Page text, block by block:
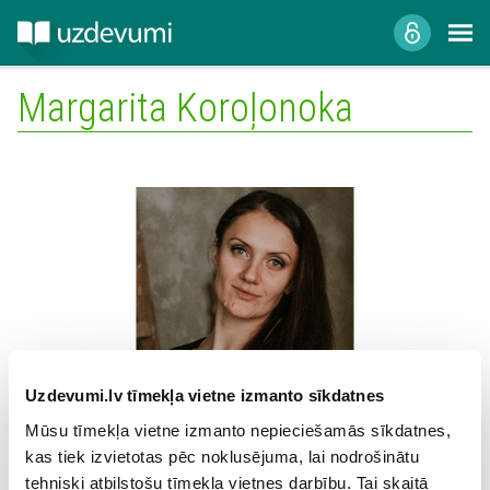
Uzdevumi.lv tīmekļa vietne izmanto sīkdatnes
Mūsu tīmekļa vietne izmanto nepieciešamās sīkdatnes,
kas tiek izvietotas pēc noklusējuma, lai nodrošinātu
tehniski atbilstošu tīmekļa vietnes darbību. Tai skaitā
Margarita Koroļonoka
Mācību iestāde: